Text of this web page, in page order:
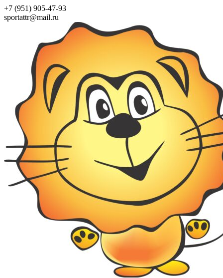
+7 (951) 905-47-93
sportattr@mail.ru